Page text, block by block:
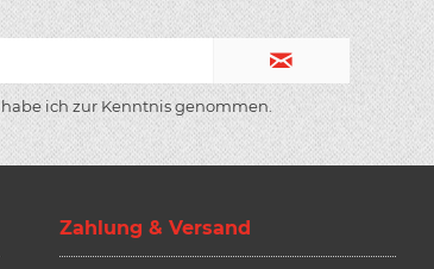
habe ich zur Kenntnis genommen.
Zahlung & Versand